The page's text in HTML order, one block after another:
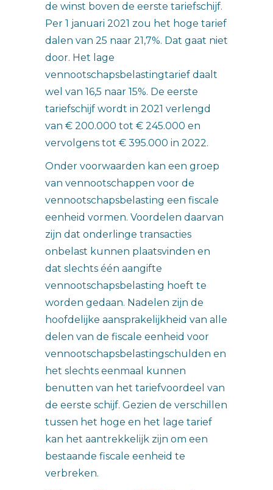
de winst boven de eerste tariefschijf.
Per 1 januari 2021 zou het hoge tarief
dalen van 25 naar 21,7%. Dat gaat niet
door. Het lage
vennootschapsbelastingtarief daalt
wel van 16,5 naar 15%. De eerste
tariefschijf wordt in 2021 verlengd
van € 200.000 tot € 245.000 en
vervolgens tot € 395.000 in 2022.
Onder voorwaarden kan een groep
van vennootschappen voor de
vennootschapsbelasting een fiscale
eenheid vormen. Voordelen daarvan
zijn dat onderlinge transacties
onbelast kunnen plaatsvinden en
dat slechts één aangifte
vennootschapsbelasting hoeft te
worden gedaan. Nadelen zijn de
hoofdelijke aansprakelijkheid van alle
delen van de fiscale eenheid voor
vennootschapsbelastingschulden en
het slechts eenmaal kunnen
benutten van het tariefvoordeel van
de eerste schijf. Gezien de verschillen
tussen het hoge en het lage tarief
kan het aantrekkelijk zijn om een
bestaande fiscale eenheid te
verbreken.